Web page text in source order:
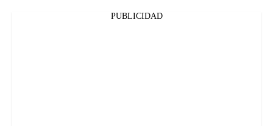
PUBLICIDAD